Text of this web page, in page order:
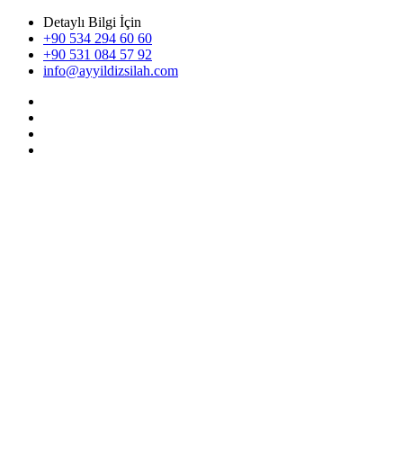
Detaylı Bilgi İçin
+90 534 294 60 60
+90 531 084 57 92
info@ayyildizsilah.com